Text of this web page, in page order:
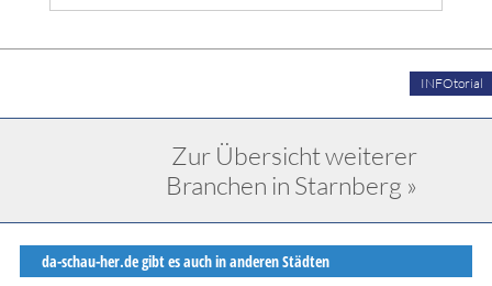
INFOtorial
Zur Übersicht weiterer
Branchen in Starnberg »
da-schau-her.de gibt es auch in anderen Städten